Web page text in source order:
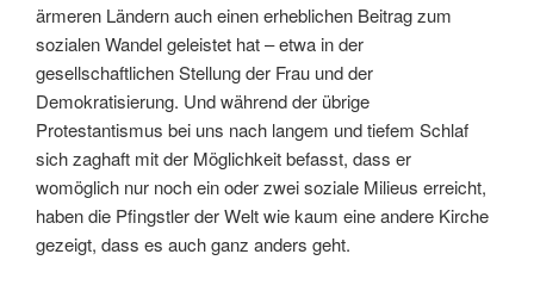
ärmeren Ländern auch einen erheblichen Beitrag zum
sozialen Wandel geleistet hat – etwa in der
gesellschaftlichen Stellung der Frau und der
Demokratisierung. Und während der übrige
Protestantismus bei uns nach langem und tiefem Schlaf
sich zaghaft mit der Möglichkeit befasst, dass er
womöglich nur noch ein oder zwei soziale Milieus erreicht,
haben die Pfingstler der Welt wie kaum eine andere Kirche
gezeigt, dass es auch ganz anders geht.